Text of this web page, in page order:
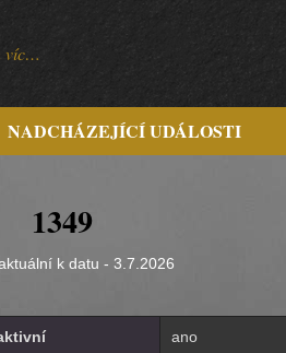
víc…
NADCHÁZEJÍCÍ UDÁLOSTI
1349
k datu - 3.7.2026
ano